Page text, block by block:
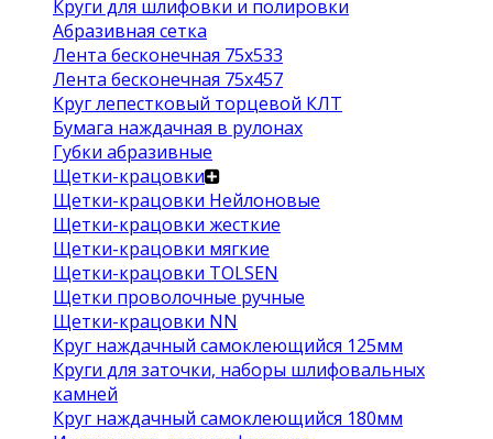
Круги для шлифовки и полировки
Абразивная сетка
Лента бесконечная 75х533
Лента бесконечная 75х457
Круг лепестковый торцевой КЛТ
Бумага наждачная в рулонах
Губки абразивные
Щетки-крацовки
Щетки-крацовки Нейлоновые
Щетки-крацовки жесткие
Щетки-крацовки мягкие
Щетки-крацовки TOLSEN
Щетки проволочные ручные
Щетки-крацовки NN
Круг наждачный самоклеющийся 125мм
Круги для заточки, наборы шлифовальных
камней
Круг наждачный самоклеющийся 180мм